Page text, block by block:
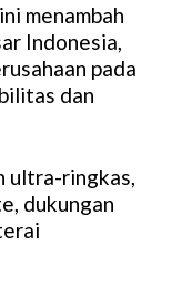
menambah
Indonesia,
pada
dan
ultra-ringkas,
dukungan